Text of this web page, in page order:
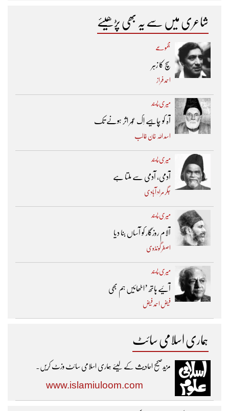
شاعری میں سے یہ بھی پڑھیئے
مجموعے
سچ کا زہر
احمد فراز
میری پسند
آہ کو چاہیے اِک عُمر اثر ہونے تک ​
اسد اللہ خان غالب
میری پسند
آدمی، آدمی سے ملتا ہے
جگر مراد آبادی
میری پسند
آلام روزگار کو آساں بنا دیا
اصغر گونڈوی
میری پسند
آئیے ہاتھ ’اٹھائیں ہم بھی
فیض احمد فیض
ہماری اسلامی سائٹ
مزیدصحیح احادیث کے لیئے ہماری اسلامی سائٹ وزٹ کریں۔
www.islamiuloom.com